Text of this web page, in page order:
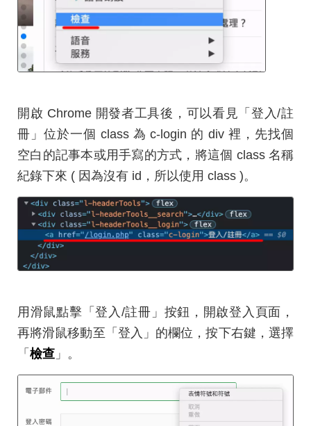
開啟 Chrome 開發者工具後，可以看見「登入/註
冊」位於一個 class 為 c-login 的 div 裡，先找個
空白的記事本或用手寫的方式，將這個 class 名稱
紀錄下來 ( 因為沒有 id，所以使用 class )。
用滑鼠點擊「登入/註冊」按鈕，開啟登入頁面，
再將滑鼠移動至「登入」的欄位，按下右鍵，選擇
「 檢查 」。